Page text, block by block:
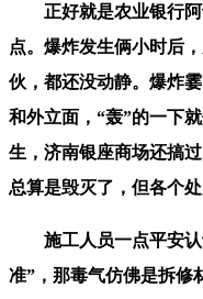
正好就是农业银行阿
点。爆炸发生俩小时后
伙，都还没动静。爆炸
和外立面，“轰”的一下
生，济南银座商场还搞
总算是毁灭了，但各个
施工人员一点平安认
准”，那毒气仿佛是拆修